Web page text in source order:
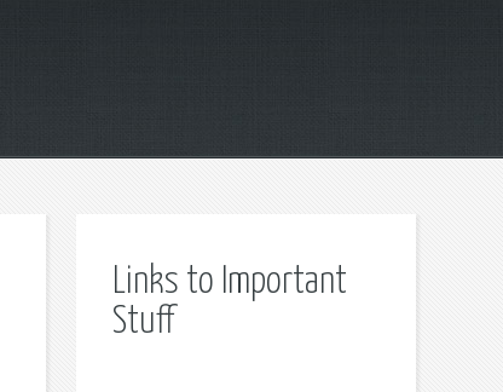
Links to Important
Stuff